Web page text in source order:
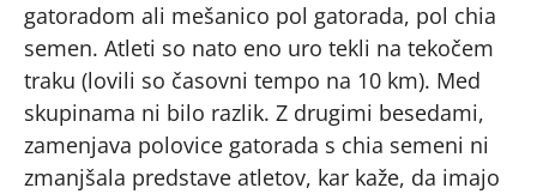
gatoradom ali mešanico pol gatorada, pol chia
semen. Atleti so nato eno uro tekli na tekočem
traku (lovili so časovni tempo na 10 km). Med
skupinama ni bilo razlik. Z drugimi besedami,
zamenjava polovice gatorada s chia semeni ni
zmanjšala predstave atletov, kar kaže, da imajo